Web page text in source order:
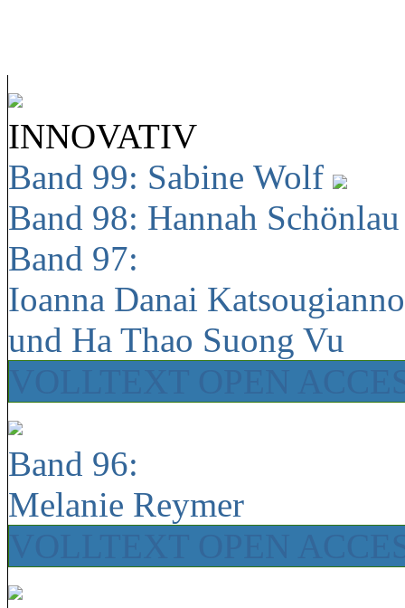
INNOVATIV
Band 99: Sabine Wolf
Band 98: Hannah
Band 97:
Ioanna Danai
und Ha Thao Suong Vu
Band 96:
Melanie Reymer